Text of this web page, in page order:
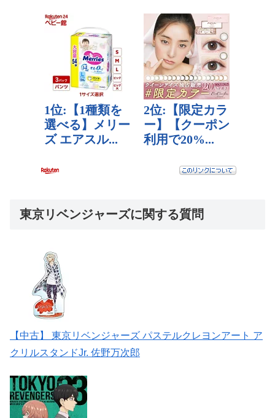
東京リベンジャーズに関する質問
【中古】 東京リベンジャーズ パステルクレヨンアート ア
クリルスタンドJr. 佐野万次郎